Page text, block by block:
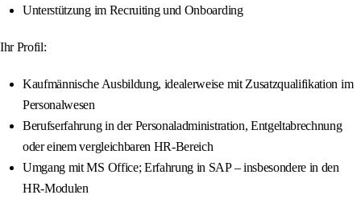
Unterstützung im Recruiting und Onboarding
Ihr Profil:
Kaufmännische Ausbildung, idealerweise mit Zusatzqualifikation im
Personalwesen
Berufserfahrung in der Personaladministration, Entgeltabrechnung
oder einem vergleichbaren HR-Bereich
Umgang mit MS Office; Erfahrung in SAP – insbesondere in den
HR-Modulen